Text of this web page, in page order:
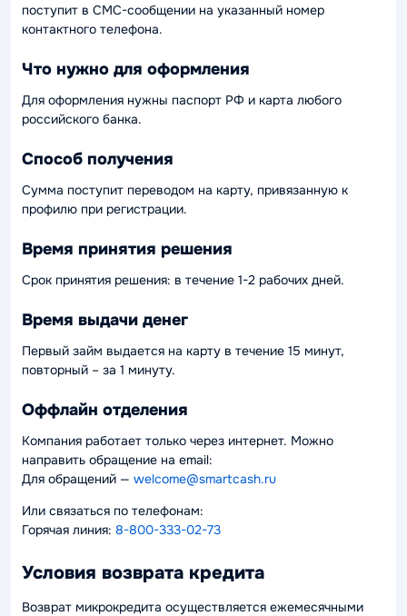
поступит в СМС-сообщении на указанный номер
контактного телефона.
Что нужно для оформления
Для оформления нужны паспорт РФ и карта любого
российского банка.
Способ получения
Сумма поступит переводом на карту, привязанную к
профилю при регистрации.
Время принятия решения
Срок принятия решения: в течение 1-2 рабочих дней.
Время выдачи денег
Первый займ выдается на карту в течение 15 минут,
повторный – за 1 минуту.
Оффлайн отделения
Компания работает только через интернет. Можно
направить обращение на email:
Для обращений — welcome@smartcash.ru
Или связаться по телефонам:
Горячая линия: 8-800-333-02-73
Условия возврата кредита
Возврат микрокредита осуществляется ежемесячными